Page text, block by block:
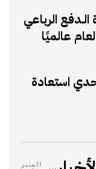
الرباعي
استعادة
المنبر